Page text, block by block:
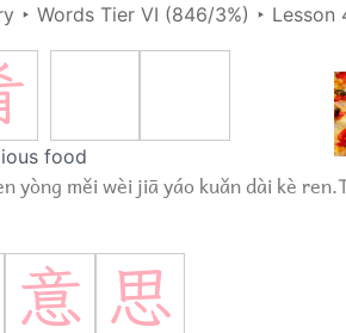
‣ Words Tier VI (846/3%) ‣ Lesson
food
yòng měi wèi jiā yáo kuǎn dài kè ren.
意 思